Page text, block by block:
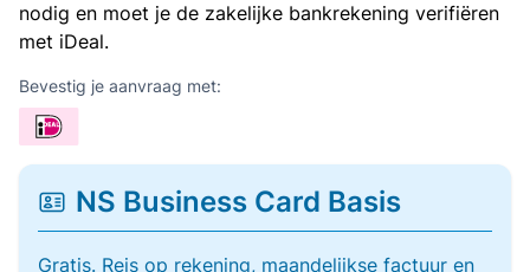
nodig en moet je de zakelijke bankrekening verifiëren
met iDeal.
Bevestig je aanvraag met:
NS Business Card Basis
Gratis. Reis op rekening, maandelijkse factuur en